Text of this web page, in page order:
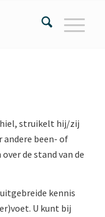
hiel, struikelt hij/zij
andere been- of
de stand van de
kennis
U kunt bij